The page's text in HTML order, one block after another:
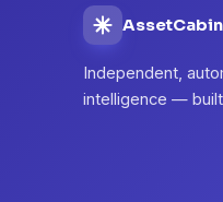
Independent,
intelligence —